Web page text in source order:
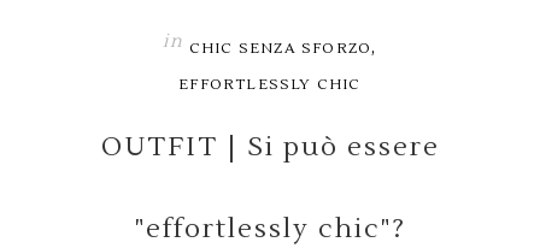
in CHIC SENZA SFORZO,
EFFORTLESSLY CHIC
OUTFIT | Si può essere
"effortlessly chic"?